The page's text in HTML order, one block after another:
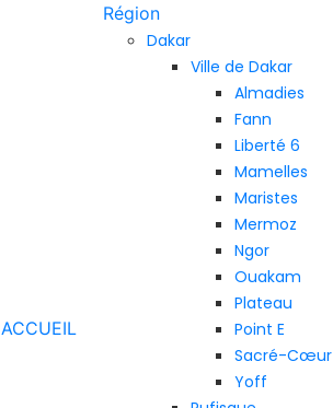
ACCUEIL
Région
Dakar
Ville de Dakar
Almadies
Fann
Liberté 6
Mamelles
Maristes
Mermoz
Ngor
Ouakam
Plateau
Point E
Sacré-Cœur
Yoff